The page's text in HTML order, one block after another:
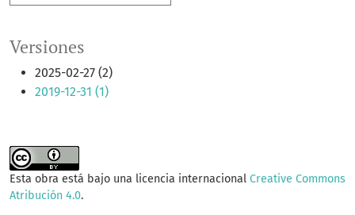
Versiones
2025-02-27 (2)
2019-12-31 (1)
Esta obra está bajo una licencia internacional Creative Commons
Atribución 4.0.